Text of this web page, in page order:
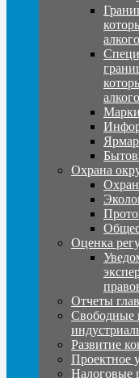
Охрана
Оценка
Отчеты
Свободные
Развитие
Проектное
Налоговые